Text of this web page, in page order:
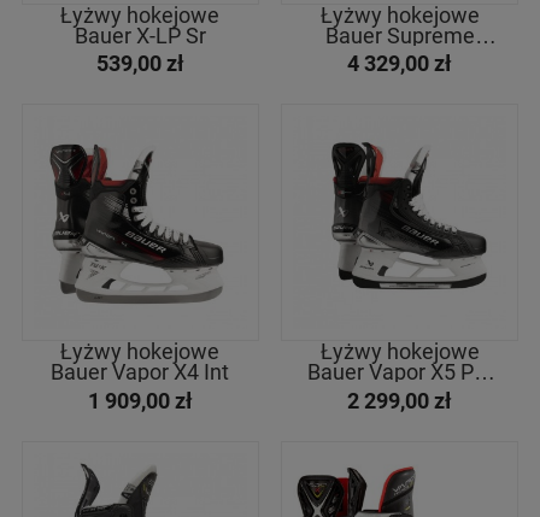
Łyżwy hokejowe
Bauer X-LP Sr
539,00 zł
Łyżwy hokejowe
Bauer Supreme
Mach Int
4 329,00 zł
Łyżwy hokejowe
Bauer Vapor X4 Int
1 909,00 zł
Łyżwy hokejowe
Bauer Vapor X5 Pro
Int
2 299,00 zł